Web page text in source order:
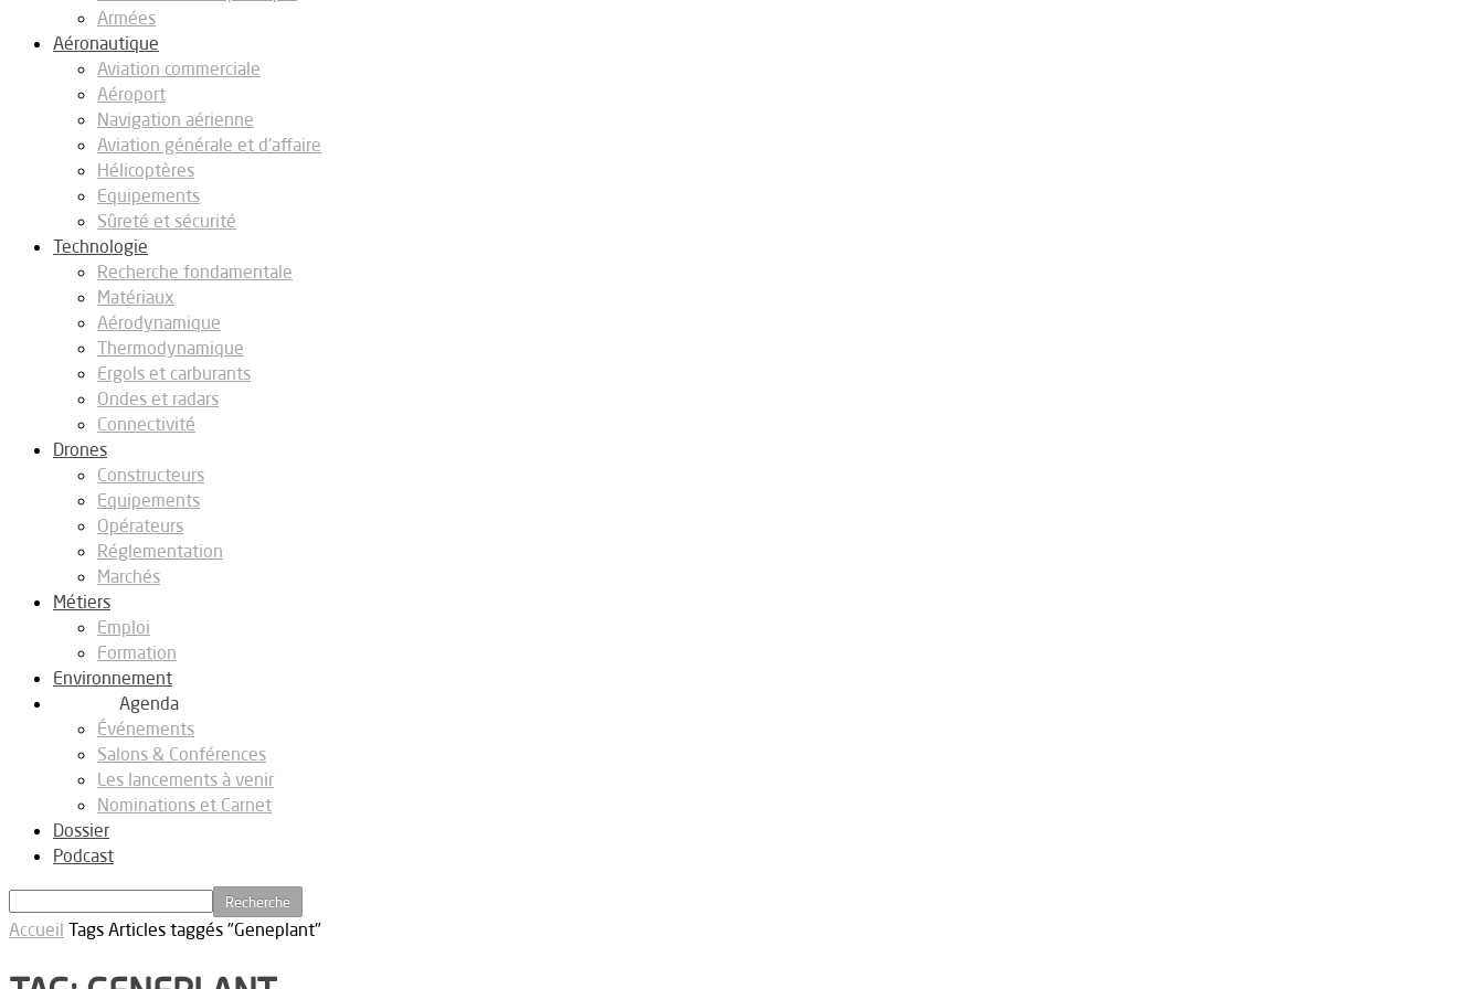
Armées
Aéronautique
Aviation commerciale
Aéroport
Navigation aérienne
Aviation générale et d’affaire
Hélicoptères
Equipements
Sûreté et sécurité
Technologie
Recherche fondamentale
Matériaux
Aérodynamique
Thermodynamique
Ergols et carburants
Ondes et radars
Connectivité
Drones
Constructeurs
Equipements
Opérateurs
Réglementation
Marchés
Métiers
Emploi
Formation
Environnement
Agenda
Événements
Salons & Conférences
Les lancements à venir
Nominations et Carnet
Dossier
Podcast
Accueil Tags Articles taggés "Geneplant"